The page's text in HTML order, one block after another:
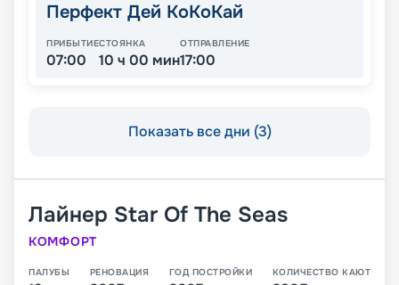
Перфект Дей КоКоКай
ПРИБЫТИЕ
07:00
СТОЯНКА
10 ч 00 мин
ОТПРАВЛЕНИЕ
17:00
Показать все дни (3)
Лайнер Star Of The Seas
КОМФОРТ
ПАЛУБЫ РЕНОВАЦИЯ ГОД ПОСТРОЙКИ КОЛИЧЕСТВО КАЮТ